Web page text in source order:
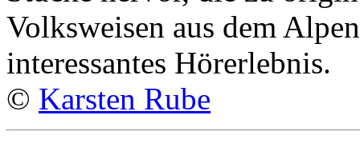
Volksweisen aus dem
interessantes Hörerlebnis.
© Karsten Rube